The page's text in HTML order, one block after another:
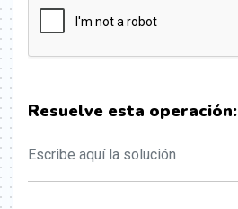
Resuelve esta operación: